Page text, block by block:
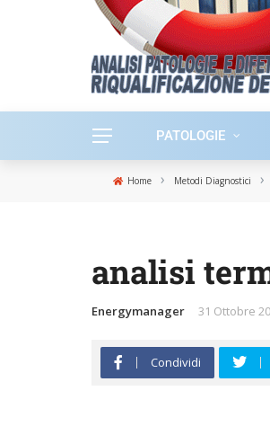
PATOLOGIE
Home › Metodi Diagnostici ›
analisi
Energymanager 31 Ottobre
Condividi